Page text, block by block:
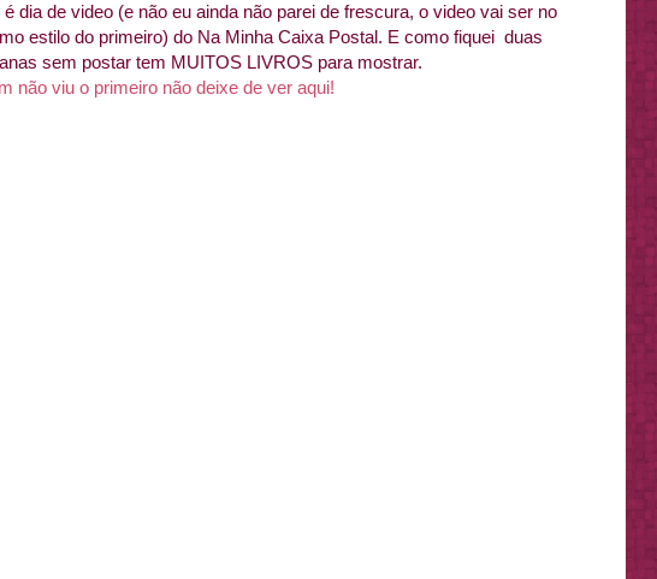
é dia de video (e não eu ainda não parei de frescura, o video vai ser no
estilo do primeiro) do Na Minha Caixa Postal. E como fiquei duas
sem postar tem MUITOS LIVROS para mostrar.
não viu o primeiro não deixe de ver aqui!